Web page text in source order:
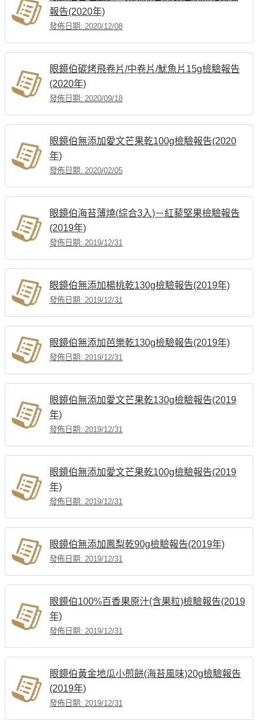
報告(2020年)
發佈日期: 2020/12/08
眼鏡伯碳烤飛卷片/中卷片/魷魚片15g檢驗報告
(2020年)
發佈日期: 2020/09/18
眼鏡伯無添加愛文芒果乾100g檢驗報告(2020
年)
發佈日期: 2020/02/05
眼鏡伯海苔薄燒(綜合3入)－紅藜堅果檢驗報告
(2019年)
發佈日期: 2019/12/31
眼鏡伯無添加楊桃乾130g檢驗報告(2019年)
發佈日期: 2019/12/31
眼鏡伯無添加芭樂乾130g檢驗報告(2019年)
發佈日期: 2019/12/31
眼鏡伯無添加愛文芒果乾130g檢驗報告(2019
年)
發佈日期: 2019/12/31
眼鏡伯無添加愛文芒果乾100g檢驗報告(2019
年)
發佈日期: 2019/12/31
眼鏡伯無添加鳳梨乾90g檢驗報告(2019年)
發佈日期: 2019/12/31
眼鏡伯100%百香果原汁(含果粒)檢驗報告(2019
年)
發佈日期: 2019/12/31
眼鏡伯黃金地瓜小煎餅(海苔風味)20g檢驗報告
(2019年)
發佈日期: 2019/12/31